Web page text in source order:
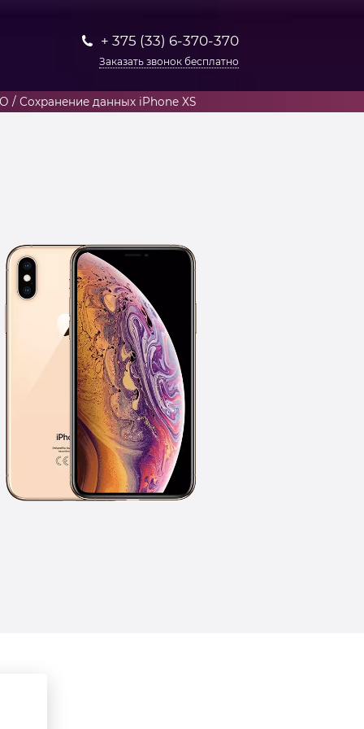
+ 375 (33) 6-370-370
Заказать звонок бесплатно
/ Сохранение данных iPhone XS